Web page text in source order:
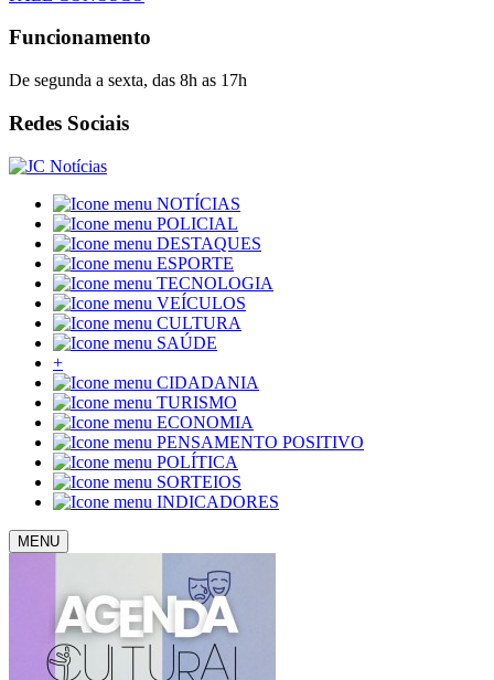
Funcionamento
De segunda a sexta, das 8h as 17h
Redes Sociais
NOTÍCIAS
POLICIAL
DESTAQUES
ESPORTE
TECNOLOGIA
VEÍCULOS
CULTURA
SAÚDE
+
CIDADANIA
TURISMO
ECONOMIA
PENSAMENTO POSITIVO
POLÍTICA
SORTEIOS
INDICADORES
MENU